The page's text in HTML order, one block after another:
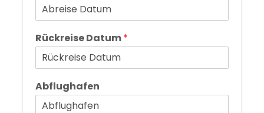
Rückreise Datum*
Abflughafen